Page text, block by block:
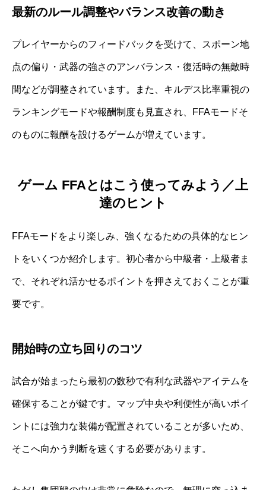
最新のルール調整やバランス改善の動き
プレイヤーからのフィードバックを受けて、スポーン地
点の偏り・武器の強さのアンバランス・復活時の無敵時
間などが調整されています。また、キルデス比率重視の
ランキングモードや報酬制度も見直され、FFAモードそ
のものに報酬を設けるゲームが増えています。
ゲーム FFAとはこう使ってみよう／上
達のヒント
FFAモードをより楽しみ、強くなるための具体的なヒン
トをいくつか紹介します。初心者から中級者・上級者ま
で、それぞれ活かせるポイントを押さえておくことが重
要です。
開始時の立ち回りのコツ
試合が始まったら最初の数秒で有利な武器やアイテムを
確保することが鍵です。マップ中央や利便性が高いポイ
ントには強力な装備が配置されていることが多いため、
そこへ向かう判断を速くする必要があります。